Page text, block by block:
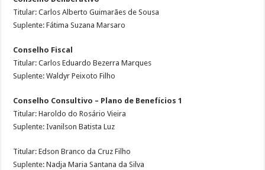
Titular: Carlos Alberto Guimarães de Sousa
Suplente: Fátima Suzana Marsaro
Conselho Fiscal
Titular: Carlos Eduardo Bezerra Marques
Suplente: Waldyr Peixoto Filho
Conselho Consultivo – Plano de Benefícios 1
Titular: Haroldo do Rosário Vieira
Suplente: Ivanilson Batista Luz
Titular: Edson Branco da Cruz Filho
Suplente: Nadja Maria Santana da Silva